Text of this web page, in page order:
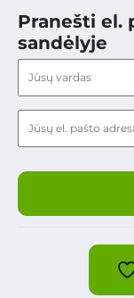
Pranešti el.
sandėlyje